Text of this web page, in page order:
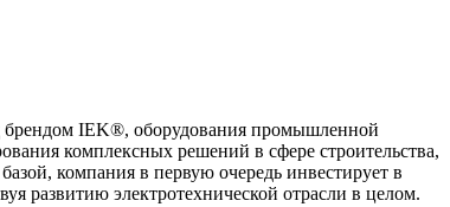
брендом IEK®, оборудования промышленной
комплексных решений в сфере строительства,
компания в первую очередь инвестирует в
развитию электротехнической отрасли в целом.